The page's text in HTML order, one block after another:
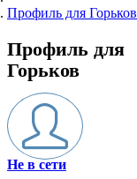
Профиль для Горьков
Профиль для
Горьков
Не в сети